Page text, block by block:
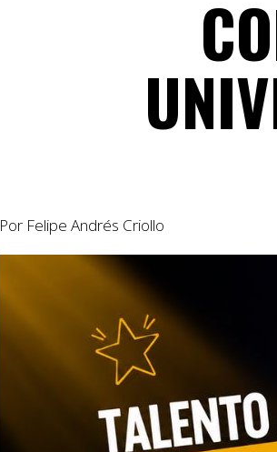
Por Felipe Andrés Criollo